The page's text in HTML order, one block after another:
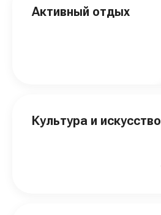
Активный отдых
Культура и искусство